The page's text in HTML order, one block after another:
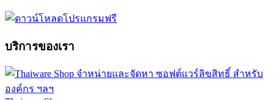
บริการของเรา